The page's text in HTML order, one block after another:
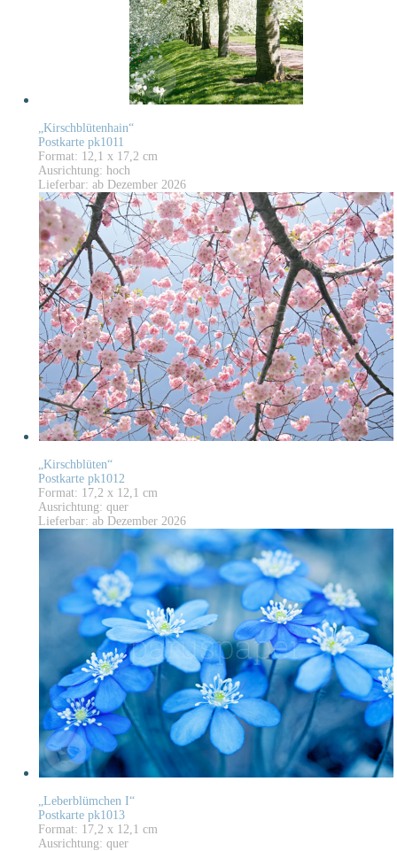
„Kirschblütenhain“
Postkarte pk1011
Format: 12,1 x 17,2 cm
Ausrichtung: hoch
Lieferbar: ab Dezember 2026
„Kirschblüten“
Postkarte pk1012
Format: 17,2 x 12,1 cm
Ausrichtung: quer
Lieferbar: ab Dezember 2026
„Leberblümchen I“
Postkarte pk1013
Format: 17,2 x 12,1 cm
Ausrichtung: quer